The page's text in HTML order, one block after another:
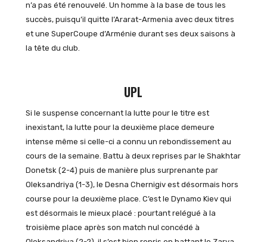
n’a pas été renouvelé. Un homme à la base de tous les
succès, puisqu’il quitte l’Ararat-Armenia avec deux titres
et une SuperCoupe d’Arménie durant ses deux saisons à
la tête du club.
UPL
Si le suspense concernant la lutte pour le titre est
inexistant, la lutte pour la deuxième place demeure
intense même si celle-ci a connu un rebondissement au
cours de la semaine. Battu à deux reprises par le Shakhtar
Donetsk (2-4) puis de manière plus surprenante par
Oleksandriya (1-3), le Desna Chernigiv est désormais hors
course pour la deuxième place. C’est le Dynamo Kiev qui
est désormais le mieux placé : pourtant relégué à la
troisième place après son match nul concédé à